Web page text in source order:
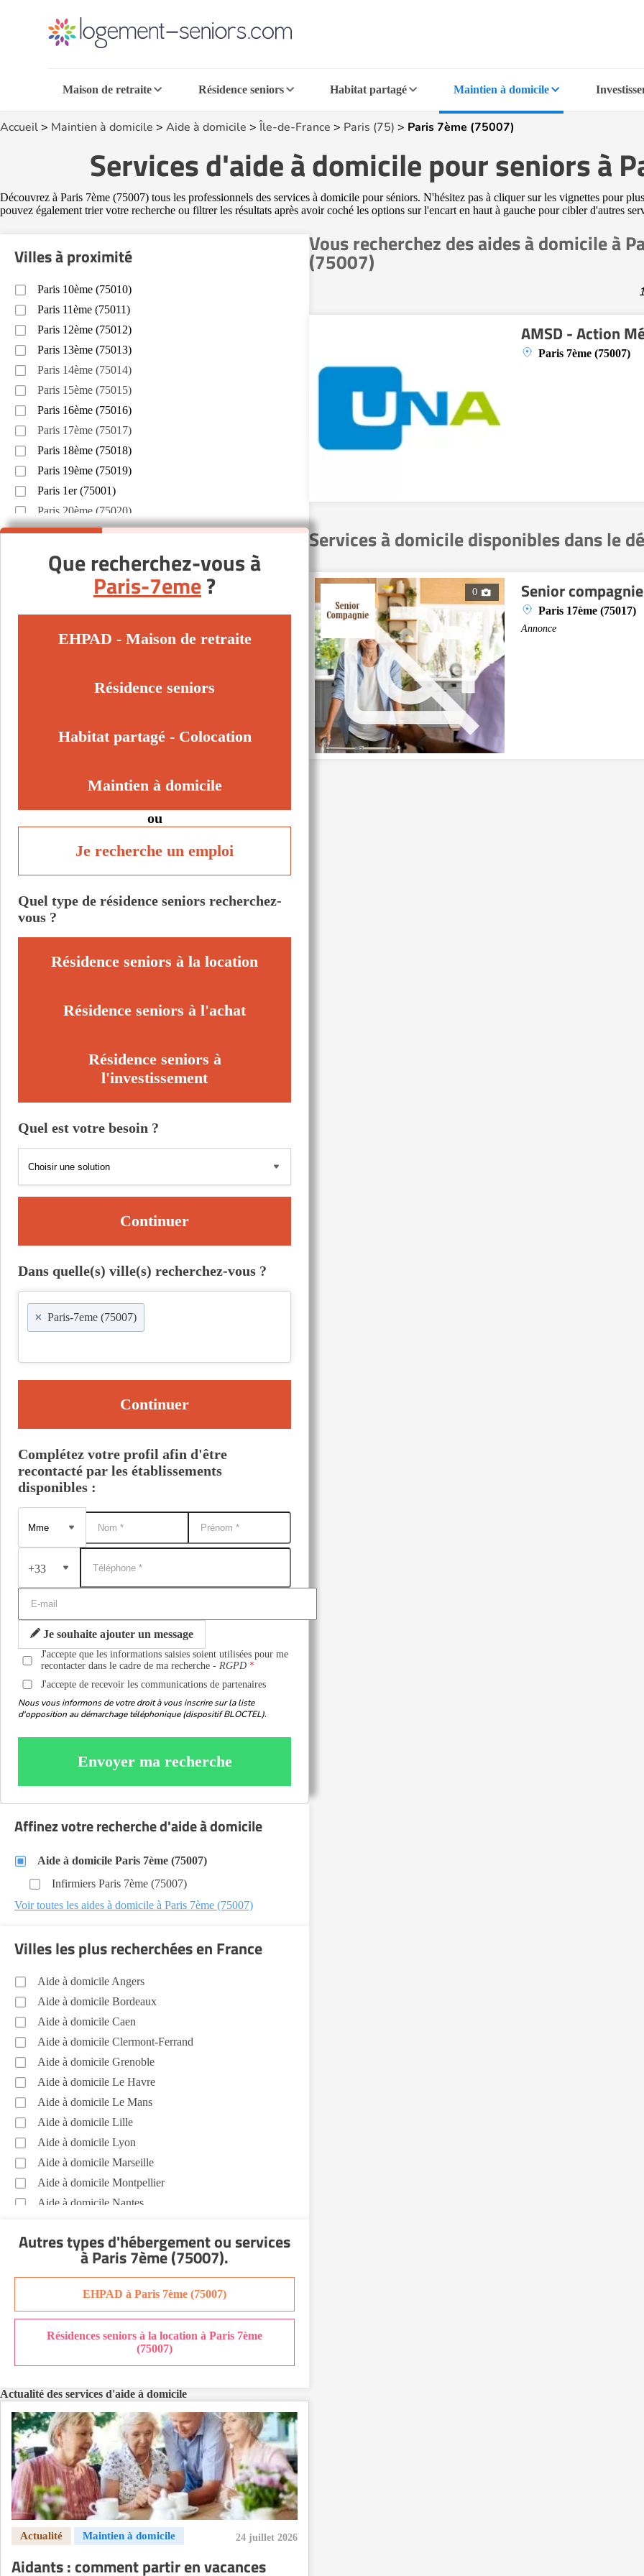
Maison de retraite Résidence seniors Habitat partagé Maintien à domicile
Accueil> Maintien à domicile > Aide à domicile > Île-de-France > Paris (75) > Paris 7ème (75007)
Services d'aide à domicile pour seniors à
Découvrez à Paris 7ème (75007) tous les professionnels des services à domicile pour séniors. N'hésitez pas à cliquer sur les vignettes pour
pouvez également trier votre recherche ou filtrer les résultats après avoir coché les options sur l'encart en haut à gauche pour cibler d'autres
Vous recherchez des aides à domicile à
(75007)
AMSD - Action
Paris 7ème (75007)
Services à domicile disponibles dans le
0 Senior
Paris 17ème (75017)
Annonce
Villes à proximité
Paris 10ème (75010)
Paris 11ème (75011)
Paris 12ème (75012)
Paris 13ème (75013)
Paris 14ème (75014)
Paris 15ème (75015)
Paris 16ème (75016)
Paris 17ème (75017)
Paris 18ème (75018)
Paris 19ème (75019)
Paris 1er (75001)
Paris 20ème (75020)
Paris 2ème (75002)
Paris 5ème (75005)
Paris 6ème (75006)
Que recherchez-vous à
Paris-7eme?
EHPAD - Maison de retraite
Résidence seniors
Habitat partagé - Colocation
Maintien à domicile
ou
Je recherche un emploi
Quel type de résidence seniors recherchez-
vous ?
Résidence seniors à la location
Résidence seniors à l'achat
Résidence seniors à
l'investissement
Quel est votre besoin ?
Continuer
Dans quelle(s) ville(s) recherchez-vous ?
× Paris-7eme (75007)
Continuer
Complétez votre profil afin d'être
recontacté par les établissements
disponibles :
+33
Je souhaite ajouter un message
J'accepte que les informations saisies soient utilisées pour me
recontacter dans le cadre de ma recherche -RGPD
J'accepte de recevoir les communications de partenaires
Nous vous informons de votre droit à vous inscrire sur la liste
d'opposition au démarchage téléphonique (dispositif BLOCTEL).
Envoyer ma recherche
Affinez votre recherche d'aide à domicile
Aide à domicile Paris 7ème (75007)
Infirmiers Paris 7ème (75007)
Voir toutes les aides à domicile à Paris 7ème (75007)
Villes les plus recherchées en France
Aide à domicile Angers
Aide à domicile Bordeaux
Aide à domicile Caen
Aide à domicile Clermont-Ferrand
Aide à domicile Grenoble
Aide à domicile Le Havre
Aide à domicile Le Mans
Aide à domicile Lille
Aide à domicile Lyon
Aide à domicile Marseille
Aide à domicile Montpellier
Aide à domicile Nantes
Aide à domicile Nîmes
Aide à domicile Orléans
Aide à domicile Rennes
Aide à domicile Saint-Etienne
Aide à domicile Toulouse
Autres types d'hébergement ou services
à Paris 7ème (75007).
EHPAD à Paris 7ème (75007)
Résidences seniors à la location à Paris 7ème
(75007)
Actualité des services d'aide à domicile
24 juillet 2026
Aidants : comment partir en vacances